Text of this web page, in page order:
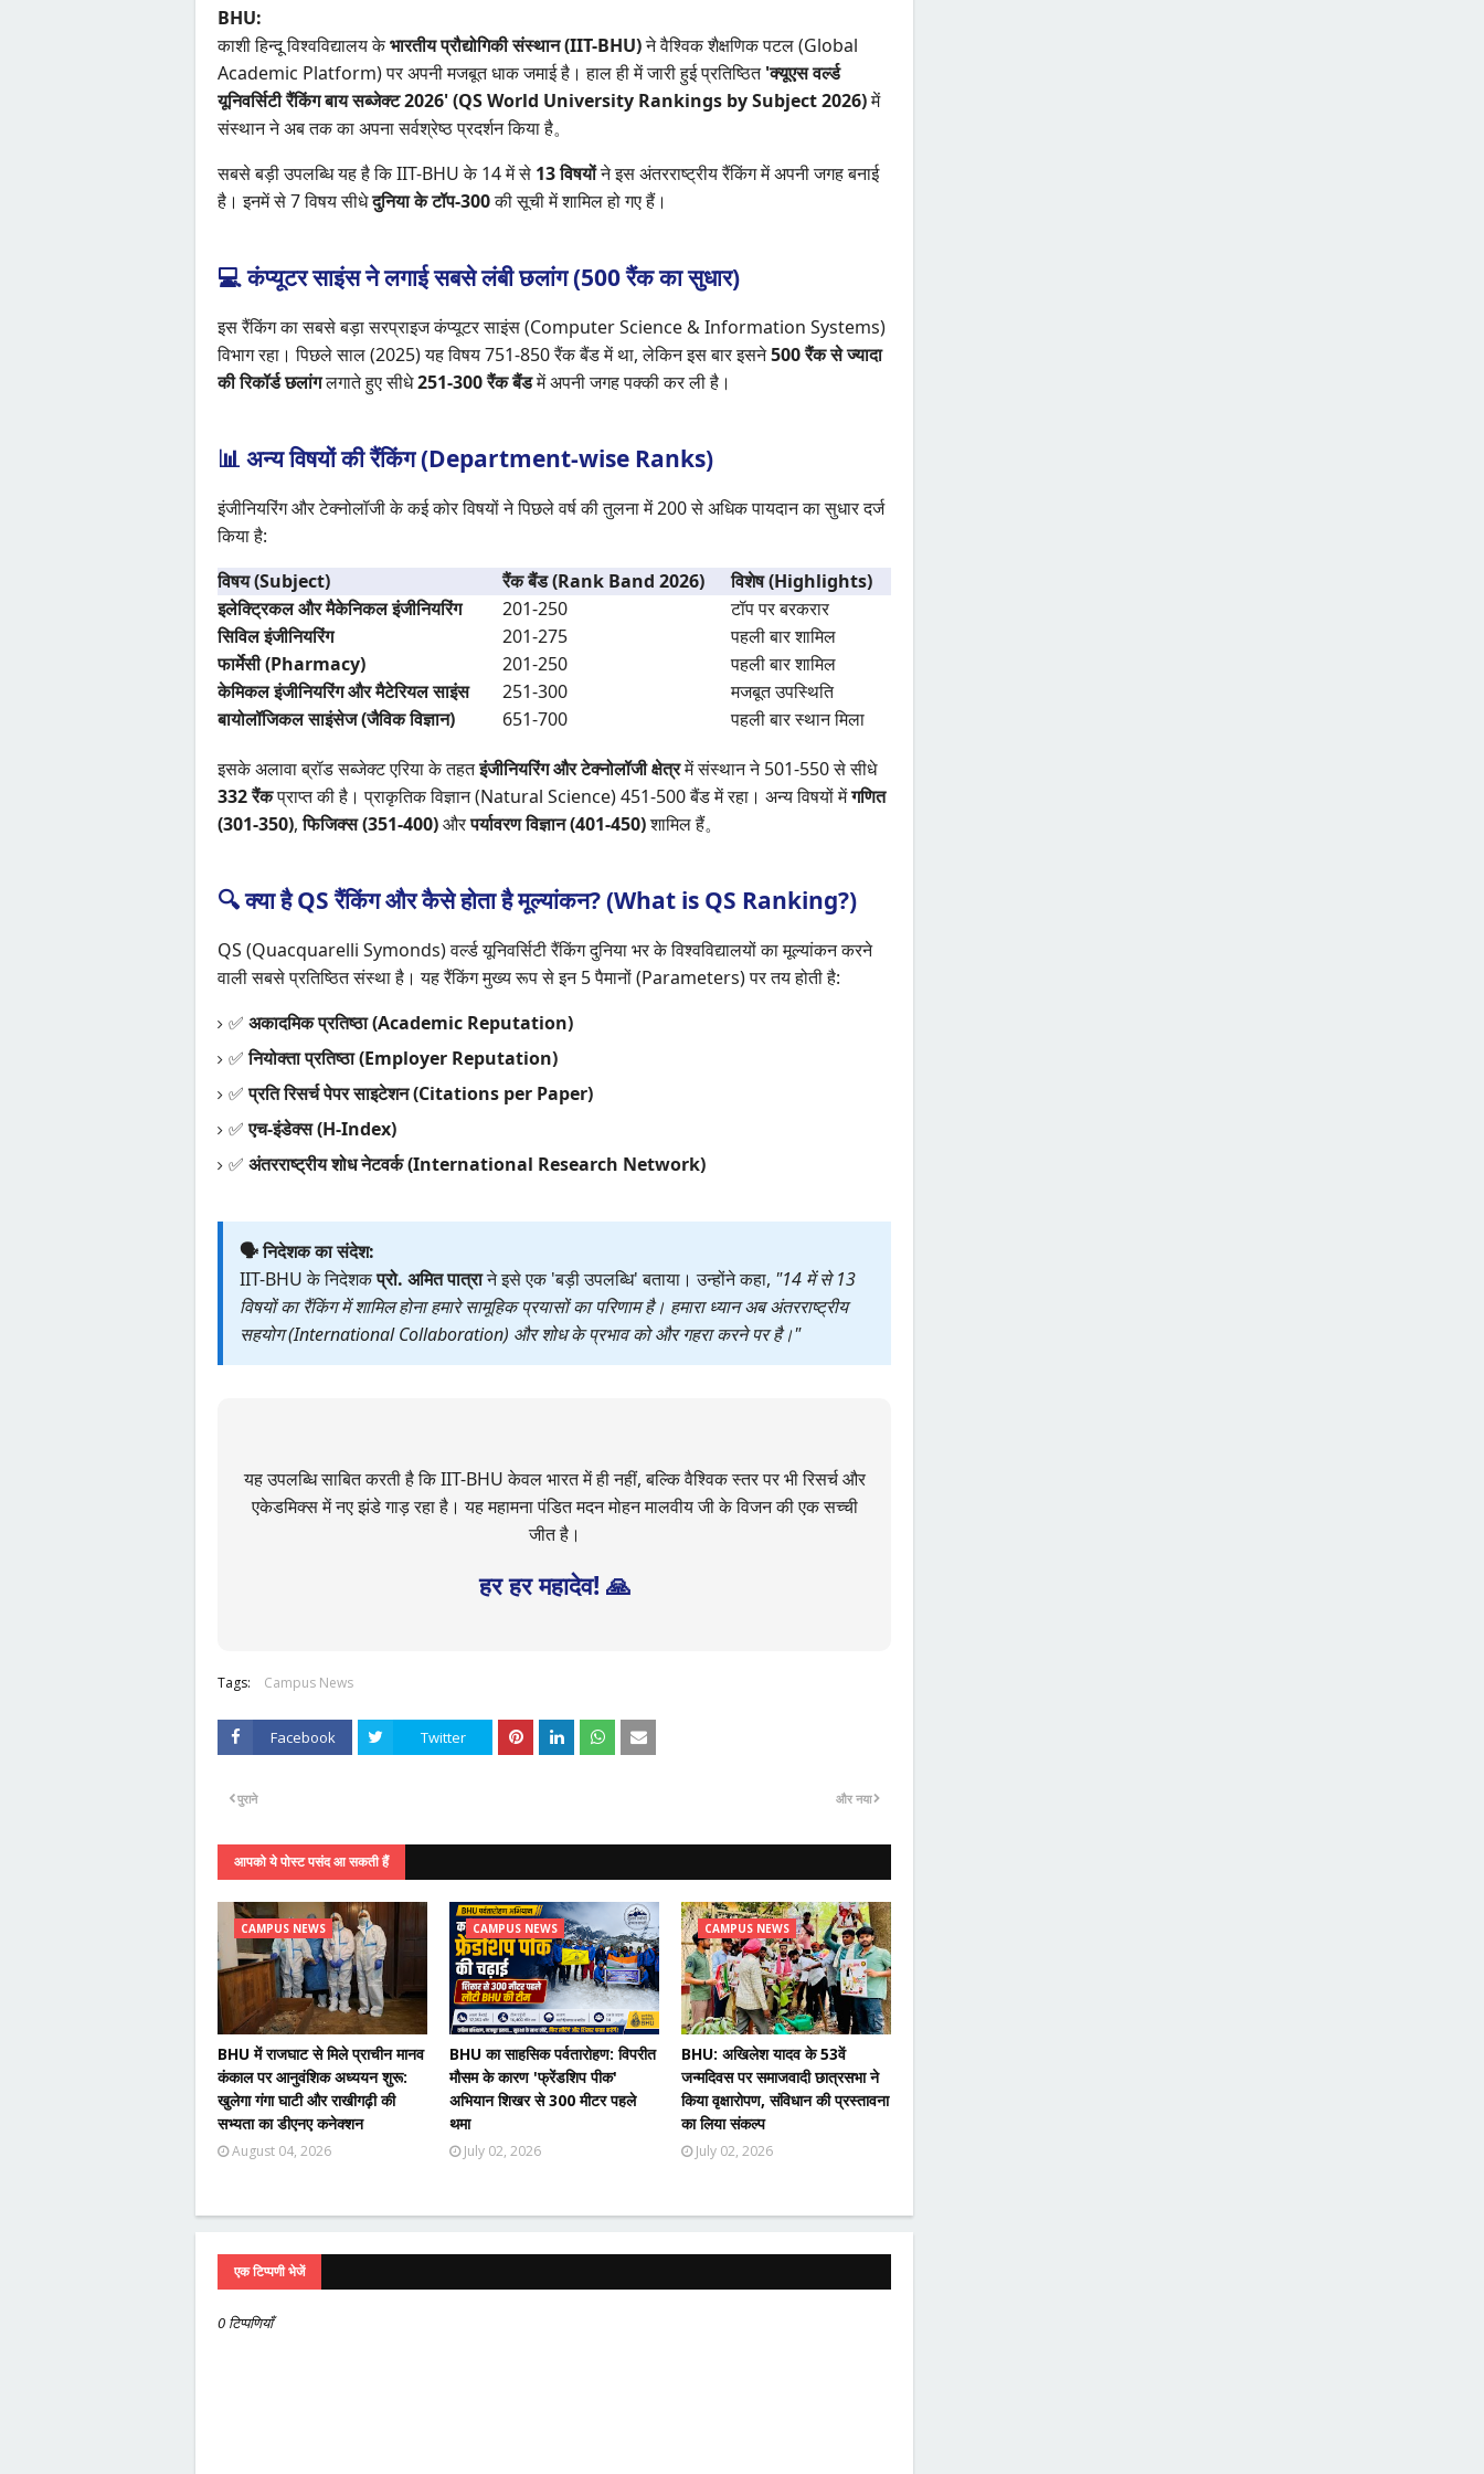
BHU:
काशी हिन्दू विश्वविद्यालय केभारतीय प्रौद्योगिकी संस्थान (IIT-BHU)ने वैश्विक शैक्षणिक पटल (Global
Academic Platform) पर अपनी मजबूत धाक जमाई है। हाल ही में जारी हुई प्रतिष्ठित'क्यूएस वर्ल्ड
यूनिवर्सिटी रैंकिंग बाय सब्जेक्ट 2026' (QS World University Rankings by Subject 2026)में
संस्थान ने अब तक का अपना सर्वश्रेष्ठ प्रदर्शन किया है。
सबसे बड़ी उपलब्धि यह है कि IIT-BHU के 14 में से 13 विषयोंने इस अंतरराष्ट्रीय रैंकिंग में अपनी जगह बनाई
है। इनमें से 7 विषय सीधेदुनिया के टॉप-300की सूची में शामिल हो गए हैं।
💻 कंप्यूटर साइंस ने लगाई सबसे लंबी छलांग (500 रैंक का सुधार)
इस रैंकिंग का सबसे बड़ा सरप्राइज कंप्यूटर साइंस (Computer Science & Information Systems)
विभाग रहा। पिछले साल (2025) यह विषय 751-850 रैंक बैंड में था, लेकिन इस बार इसने500 रैंक से ज्यादा
की रिकॉर्ड छलांगलगाते हुए सीधे251-300 रैंक बैंडमें अपनी जगह पक्की कर ली है।
📊 अन्य विषयों की रैंकिंग (Department-wise Ranks)
इंजीनियरिंग और टेक्नोलॉजी के कई कोर विषयों ने पिछले वर्ष की तुलना में 200 से अधिक पायदान का सुधार दर्ज
किया है:
विषय (Subject)
रैंक बैंड (Rank Band 2026)
विशेष (Highlights)
इलेक्ट्रिकल और मैकेनिकल इंजीनियरिंग
201-250
टॉप पर बरकरार
सिविल इंजीनियरिंग
201-275
पहली बार शामिल
फार्मेसी (Pharmacy)
201-250
पहली बार शामिल
केमिकल इंजीनियरिंग और मैटेरियल साइंस
251-300
मजबूत उपस्थिति
बायोलॉजिकल साइंसेज (जैविक विज्ञान)
651-700 पहली बार स्थान मिला
इसके अलावा ब्रॉड सब्जेक्ट एरिया के तहतइंजीनियरिंग और टेक्नोलॉजी क्षेत्रमें संस्थान ने 501-550 से सीधे
332 रैंकप्राप्त की है। प्राकृतिक विज्ञान (Natural Science) 451-500 बैंड में रहा। अन्य विषयों मेंगणित
(301-350),फिजिक्स (351-400)औरपर्यावरण विज्ञान (401-450)शामिल हैं。
🔍 क्या है QS रैंकिंग और कैसे होता है मूल्यांकन? (What is QS Ranking?)
QS (Quacquarelli Symonds) वर्ल्ड यूनिवर्सिटी रैंकिंग दुनिया भर के विश्वविद्यालयों का मूल्यांकन करने
वाली सबसे प्रतिष्ठित संस्था है। यह रैंकिंग मुख्य रूप से इन 5 पैमानों (Parameters) पर तय होती है:
✅ अकादमिक प्रतिष्ठा (Academic Reputation)
✅नियोक्ता प्रतिष्ठा (Employer Reputation)
✅प्रति रिसर्च पेपर साइटेशन (Citations per Paper)
✅एच-इंडेक्स (H-Index)
✅ अंतरराष्ट्रीय शोध नेटवर्क (International Research Network)
🗣️ निदेशक का संदेश:
IIT-BHU के निदेशकप्रो. अमित पात्राने इसे एक 'बड़ी उपलब्धि' बताया। उन्होंने कहा, "14 में से 13
विषयों का रैंकिंग में शामिल होना हमारे सामूहिक प्रयासों का परिणाम है। हमारा ध्यान अब अंतरराष्ट्रीय
सहयोग (International Collaboration) और शोध के प्रभाव को और गहरा करने पर है।"
यह उपलब्धि साबित करती है कि IIT-BHU केवल भारत में ही नहीं, बल्कि वैश्विक स्तर पर भी रिसर्च और
एकेडमिक्स में नए झंडे गाड़ रहा है। यह महामना पंडित मदन मोहन मालवीय जी के विजन की एक सच्ची
जीत है।
हर हर महादेव! 🙏
Tags: Campus News
Facebook Twitter
और नया
पुराने
आपको ये पोस्ट पसंद आ सकती हैं
CAMPUS NEWS
BHU में राजघाट से मिले प्राचीन मानव
कंकाल पर आनुवंशिक अध्ययन शुरू:
खुलेगा गंगा घाटी और राखीगढ़ी की
सभ्यता का डीएनए कनेक्शन
August 04, 2026
CAMPUS NEWS
BHU का साहसिक पर्वतारोहण: विपरीत
मौसम के कारण 'फ्रेंडशिप पीक'
अभियान शिखर से 300 मीटर पहले
थमा
July 02, 2026
CAMPUS NEWS
BHU: अखिलेश यादव के 53वें
जन्मदिवस पर समाजवादी छात्रसभा ने
किया वृक्षारोपण, संविधान की प्रस्तावना
का लिया संकल्प
July 02, 2026
एक टिप्पणी भेजें
0 टिप्पणियाँ